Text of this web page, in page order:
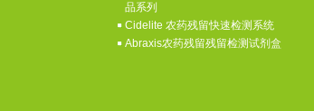
品系列
Cidelite 农药残留快速检测系统
Abraxis农药残留残留检测试剂盒